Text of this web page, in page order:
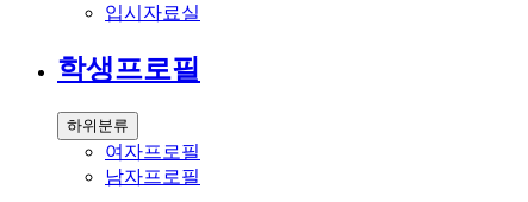
입시자료실
학생프로필
하위분류
여자프로필
남자프로필